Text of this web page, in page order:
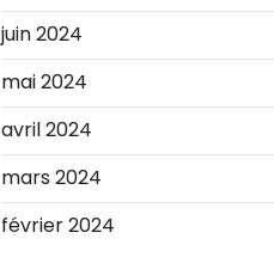
juin 2024
mai 2024
avril 2024
mars 2024
février 2024